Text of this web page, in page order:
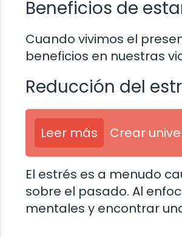
Beneficios de
Cuando vivimos el
beneficios en nuestras
Reducción del
Leer más Crear
El estrés es a menudo
sobre el pasado. Al
mentales y encontrar